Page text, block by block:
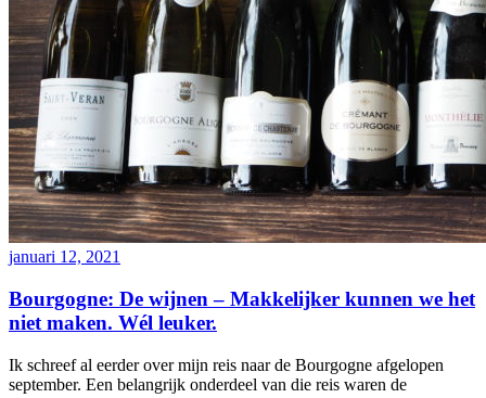
januari 12, 2021
Bourgogne: De wijnen – Makkelijker kunnen we het
niet maken. Wél leuker.
Ik schreef al eerder over mijn reis naar de Bourgogne afgelopen
september. Een belangrijk onderdeel van die reis waren de